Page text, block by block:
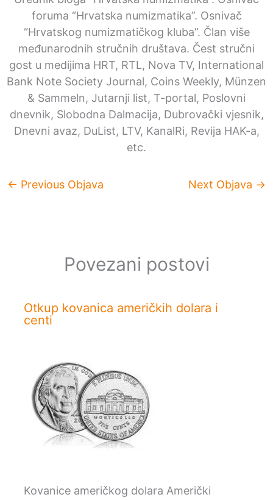
foruma “Hrvatska numizmatika”. Osnivač
“Hrvatskog numizmatičkog kluba”. Član više
međunarodnih stručnih društava. Čest stručni
gost u medijima HRT, RTL, Nova TV, International
Bank Note Society Journal, Coins Weekly, Münzen
& Sammeln, Jutarnji list, T-portal, Poslovni
dnevnik, Slobodna Dalmacija, Dubrovački vjesnik,
Dnevni avaz, DuList, LTV, KanalRi, Revija HAK-a,
etc.
← Previous Objava Next Objava →
Povezani postovi
Otkup kovanica američkih dolara i
centi
Kovanice američkog dolara Američki